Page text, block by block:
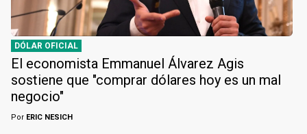
DÓLAR OFICIAL
El economista Emmanuel Álvarez Agis
sostiene que "comprar dólares hoy es un mal
negocio"
Por ERIC NESICH